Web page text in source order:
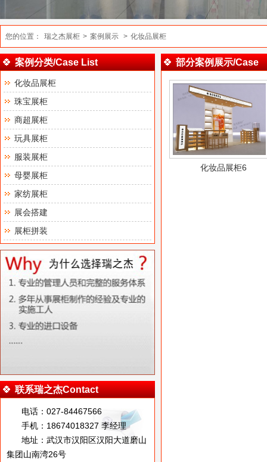
您的位置： 瑞之杰展柜 > 案例展示 > 化妆品展柜
案例分类/Case List
化妆品展柜
珠宝展柜
商超展柜
玩具展柜
服装展柜
母婴展柜
家纺展柜
展会搭建
展柜拼装
联系瑞之杰Contact
电话：027-84467566
手机：18674018327 李经理
地址：武汉市汉阳区汉阳大道磨山
集团山南湾26号
部分案例展示/Case
化妆品展柜6